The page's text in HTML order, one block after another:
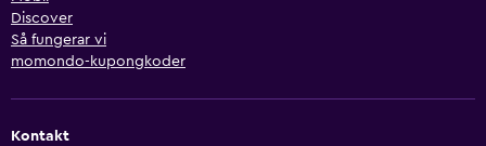
Discover
Så fungerar vi
momondo-kupongkoder
Kontakt